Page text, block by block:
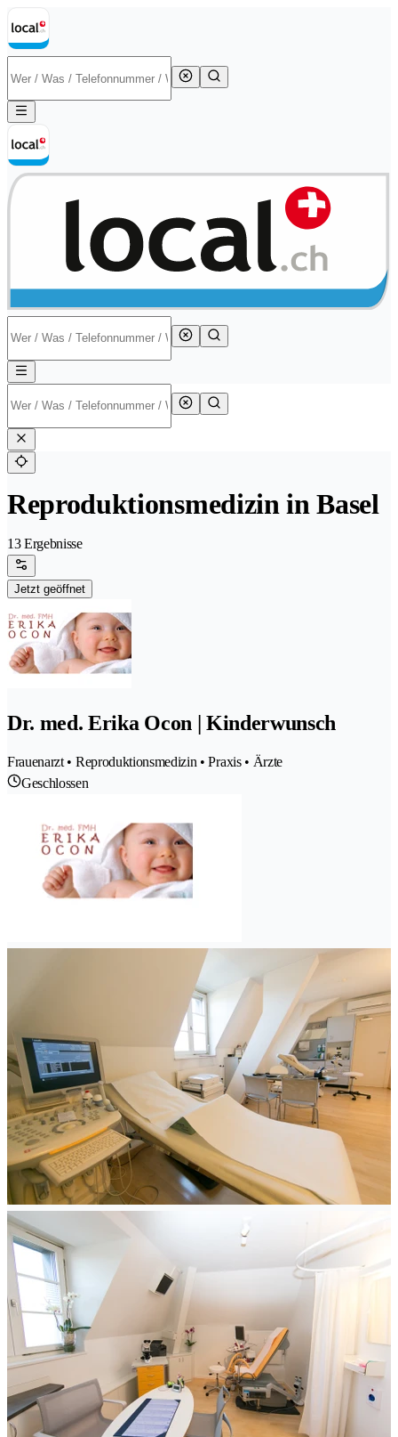
Reproduktionsmedizin in Basel
13 Ergebnisse
Jetzt geöffnet
Dr. med. Erika Ocon | Kinderwunsch
Frauenarzt • Reproduktionsmedizin • Praxis • Ärzte
Geschlossen